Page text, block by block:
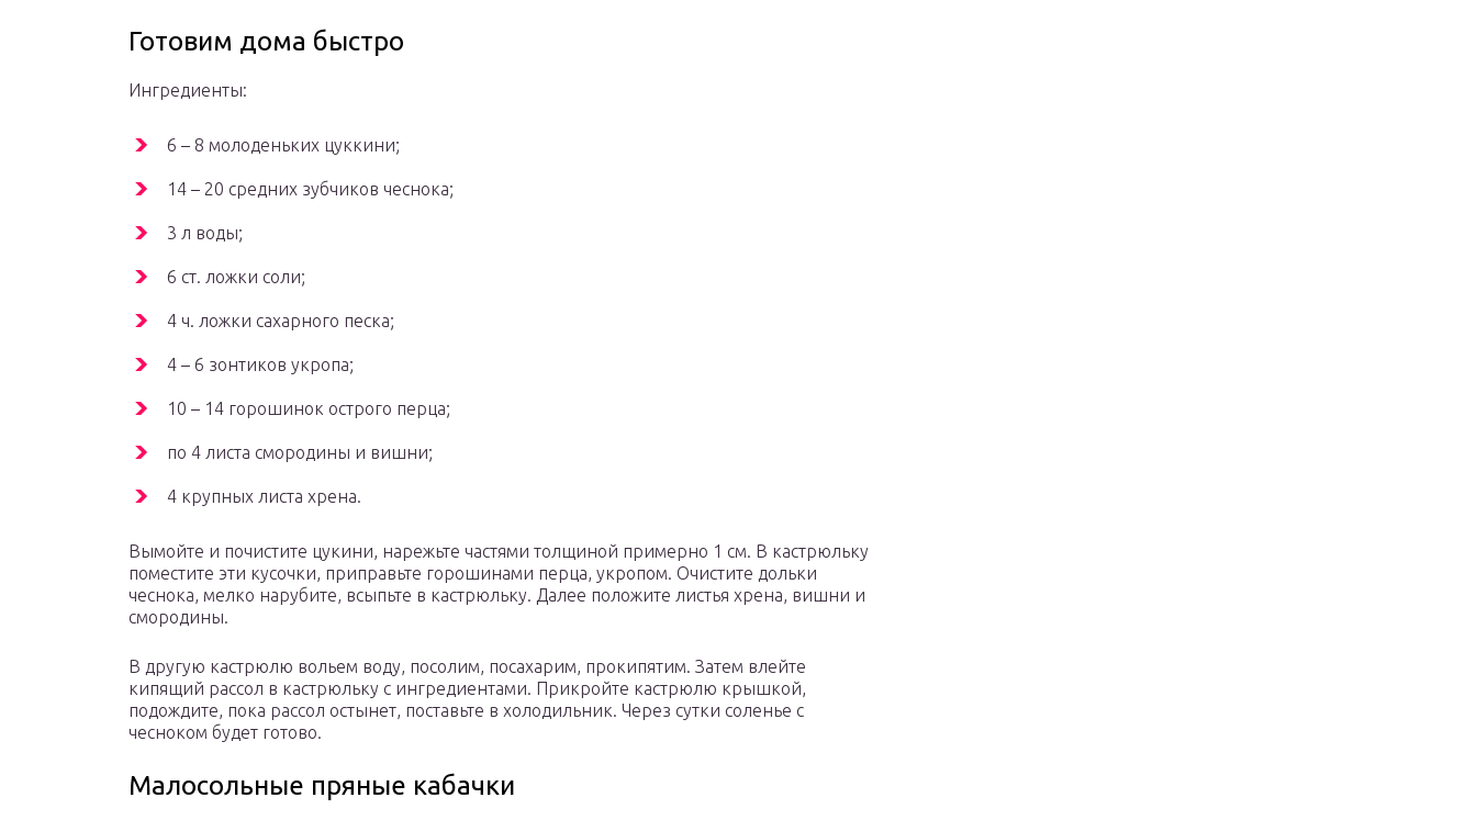
Готовим дома быстро
Ингредиенты:
6 – 8 молоденьких цуккини;
14 – 20 средних зубчиков чеснока;
3 л воды;
6 ст. ложки соли;
4 ч. ложки сахарного песка;
4 – 6 зонтиков укропа;
10 – 14 горошинок острого перца;
по 4 листа смородины и вишни;
4 крупных листа хрена.
Вымойте и почистите цукини, нарежьте частями толщиной примерно 1 см. В кастрюльку
поместите эти кусочки, приправьте горошинами перца, укропом. Очистите дольки
чеснока, мелко нарубите, всыпьте в кастрюльку. Далее положите листья хрена, вишни и
смородины.
В другую кастрюлю вольем воду, посолим, посахарим, прокипятим. Затем влейте
кипящий рассол в кастрюльку с ингредиентами. Прикройте кастрюлю крышкой,
подождите, пока рассол остынет, поставьте в холодильник. Через сутки соленье с
чесноком будет готово.
Малосольные пряные кабачки